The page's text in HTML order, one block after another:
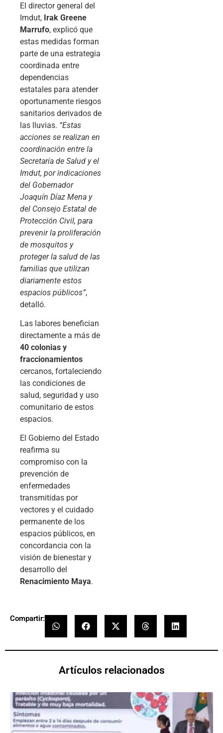
El director general del
Imdut, Irak Greene
Marrufo, explicó que
estas medidas forman
parte de una estrategia
coordinada entre
dependencias
estatales para atender
oportunamente riesgos
sanitarios derivados de
las lluvias. “Estas
acciones se realizan en
coordinación entre la
Secretaría de Salud y el
Imdut, por indicaciones
del Gobernador
Joaquín Díaz Mena y
del Consejo Estatal de
Protección Civil, para
prevenir la proliferación
de mosquitos y
proteger la salud de las
familias que utilizan
diariamente estos
espacios públicos”,
detalló.
Las labores benefician
directamente a más de
40 colonias y
fraccionamientos
cercanos, fortaleciendo
las condiciones de
salud, seguridad y uso
comunitario de estos
espacios.
El Gobierno del Estado
reafirma su
compromiso con la
prevención de
enfermedades
transmitidas por
vectores y el cuidado
permanente de los
espacios públicos, en
concordancia con la
visión de bienestar y
desarrollo del
Renacimiento Maya.
Compartir:
Artículos relacionados